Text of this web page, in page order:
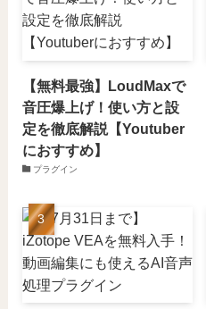
【無料最強】LoudMaxで
音圧爆上げ！使い方と設
定を徹底解説【Youtuber
におすすめ】
プラグイン